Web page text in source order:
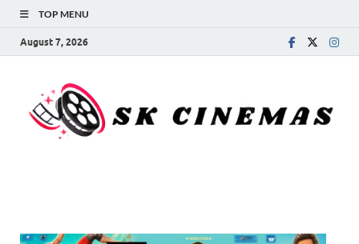
TOP MENU
August 7, 2026